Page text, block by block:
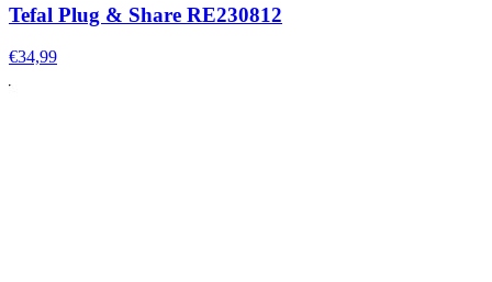
Tefal Plug & Share RE230812
€34,99